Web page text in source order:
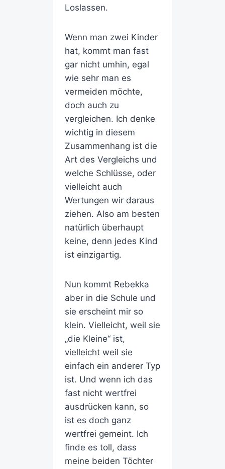
Loslassen.
Wenn man zwei Kinder
hat, kommt man fast
gar nicht umhin, egal
wie sehr man es
vermeiden möchte,
doch auch zu
vergleichen. Ich denke
wichtig in diesem
Zusammenhang ist die
Art des Vergleichs und
welche Schlüsse, oder
vielleicht auch
Wertungen wir daraus
ziehen. Also am besten
natürlich überhaupt
keine, denn jedes Kind
ist einzigartig.
Nun kommt Rebekka
aber in die Schule und
sie erscheint mir so
klein. Vielleicht, weil sie
„die Kleine“ ist,
vielleicht weil sie
einfach ein anderer Typ
ist. Und wenn ich das
fast nicht wertfrei
ausdrücken kann, so
ist es doch ganz
wertfrei gemeint. Ich
finde es toll, dass
meine beiden Töchter